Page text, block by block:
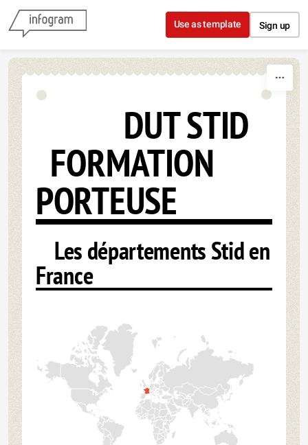
Skip to content
Use as template Sign up
DUT STID
FORMATION
PORTEUSE
Les départements Stid en
France